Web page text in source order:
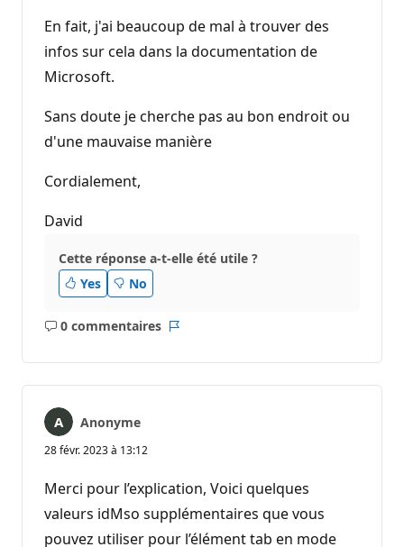
En fait, j'ai beaucoup de mal à trouver des
infos sur cela dans la documentation de
Microsoft.
Sans doute je cherche pas au bon endroit ou
d'une mauvaise manière
Cordialement,
David
Cette réponse a-t-elle été utile ?
Yes
No
0 commentaires
Aucun
Anonyme
28 févr. 2023 à 13:12
Merci pour l’explication, Voici quelques
valeurs idMso supplémentaires que vous
pouvez utiliser pour l’élément tab en mode